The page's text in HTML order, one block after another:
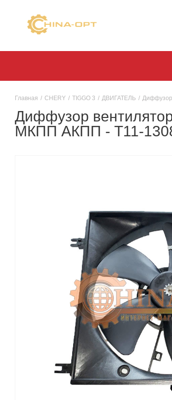
Главная / CHERY / TIGGO 3 / ДВИГАТЕЛЬ / Диффузор
Диффузор
МКПП АКПП - T11-